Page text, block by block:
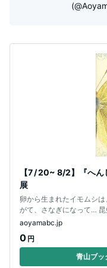
【7 / 20~ 8/2】『へ
展
卵から生まれたイモムシ
がて、さなぎになって…
aoyamabc.jp
0 円
青山ブッ